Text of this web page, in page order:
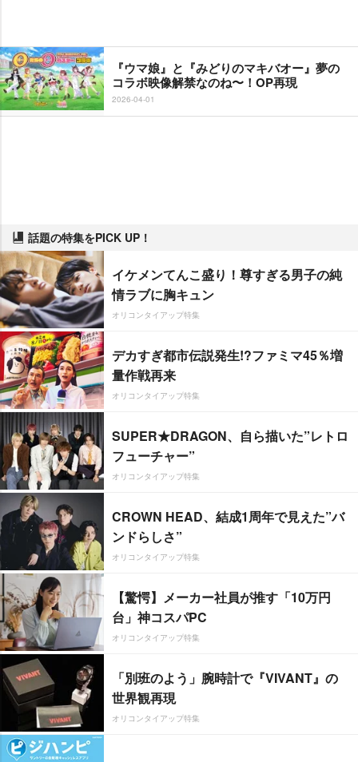
『ウマ娘』と『みどりのマキバオー』夢の
コラボ映像解禁なのね〜！OP再現
2026-04-01
話題の特集をPICK UP！
イケメンてんこ盛り！尊すぎる男子の純
情ラブに胸キュン
オリコンタイアップ特集
デカすぎ都市伝説発生!?ファミマ45％増
量作戦再来
オリコンタイアップ特集
SUPER★DRAGON、自ら描いた”レトロ
フューチャー”
オリコンタイアップ特集
CROWN HEAD、結成1周年で見えた”バ
ンドらしさ”
オリコンタイアップ特集
【驚愕】メーカー社員が推す「10万円
台」神コスパPC
オリコンタイアップ特集
「別班のよう」腕時計で『VIVANT』の
世界観再現
オリコンタイアップ特集